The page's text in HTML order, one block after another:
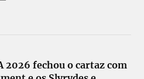
2026 fechou o cartaz com